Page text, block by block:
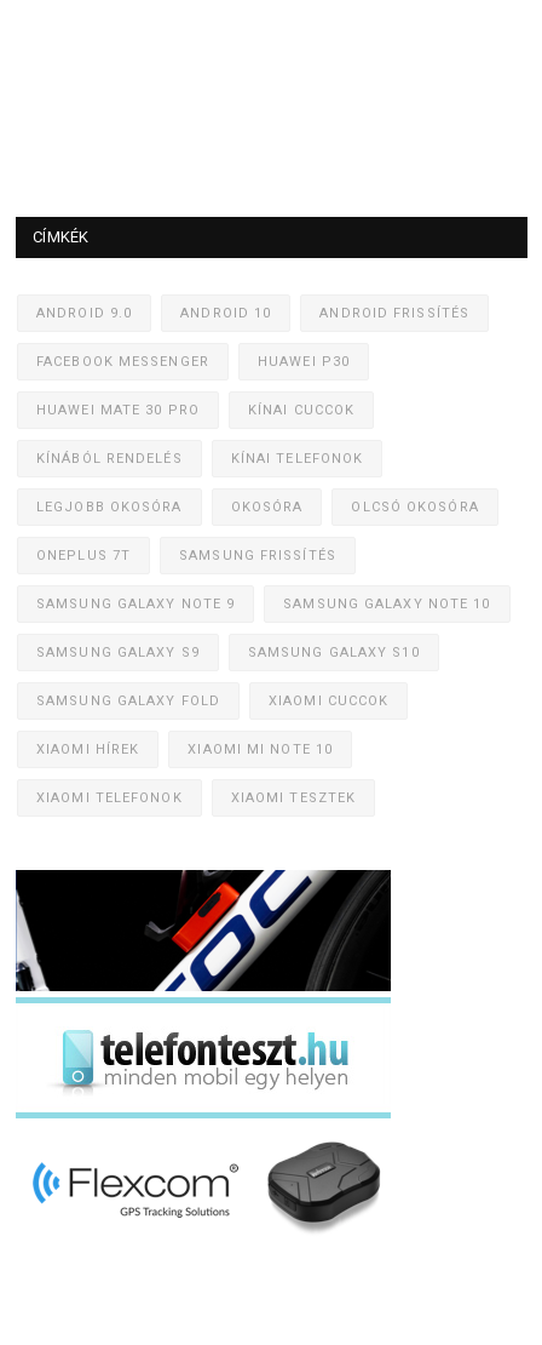
CÍMKÉK
ANDROID 9.0 ANDROID 10 ANDROID FRISSÍTÉS
FACEBOOK MESSENGER HUAWEI P30
HUAWEI MATE 30 PRO KÍNAI CUCCOK
KÍNÁBÓL RENDELÉS KÍNAI TELEFONOK
LEGJOBB OKOSÓRA OKOSÓRA OLCSÓ OKOSÓRA
ONEPLUS 7T SAMSUNG FRISSÍTÉS
SAMSUNG GALAXY NOTE 9 SAMSUNG GALAXY NOTE 10
SAMSUNG GALAXY S9 SAMSUNG GALAXY S10
SAMSUNG GALAXY FOLD XIAOMI CUCCOK
XIAOMI HÍREK XIAOMI MI NOTE 10
XIAOMI TELEFONOK XIAOMI TESZTEK